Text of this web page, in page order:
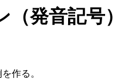
発音記号）
作る。